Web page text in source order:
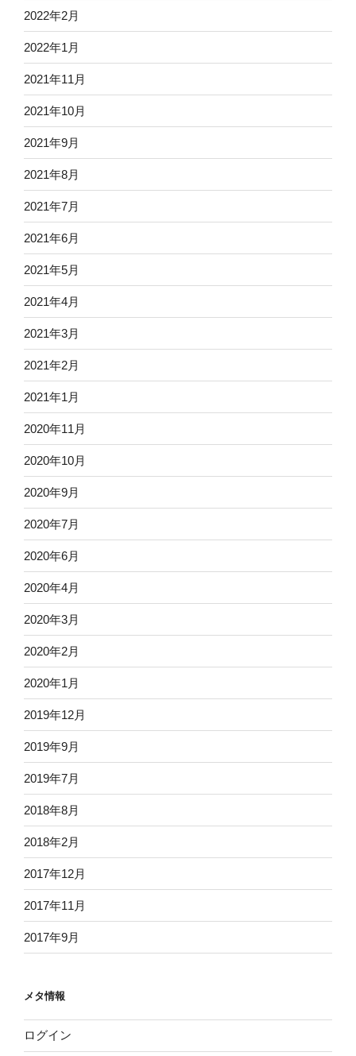
2022年2月
2022年1月
2021年11月
2021年10月
2021年9月
2021年8月
2021年7月
2021年6月
2021年5月
2021年4月
2021年3月
2021年2月
2021年1月
2020年11月
2020年10月
2020年9月
2020年7月
2020年6月
2020年4月
2020年3月
2020年2月
2020年1月
2019年12月
2019年9月
2019年7月
2018年8月
2018年2月
2017年12月
2017年11月
2017年9月
メタ情報
ログイン